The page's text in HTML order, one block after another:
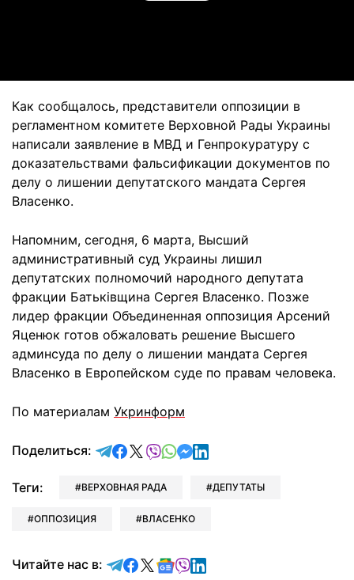
Как сообщалось, представители оппозиции в
регламентном комитете Верховной Рады Украины
написали заявление в МВД и Генпрокуратуру с
доказательствами фальсификации документов по
делу о лишении депутатского мандата Сергея
Власенко.
Напомним, сегодня, 6 марта, Высший
административный суд Украины лишил
депутатских полномочий народного депутата
фракции Батьківщина Сергея Власенко. Позже
лидер фракции Объединенная оппозиция Арсений
Яценюк готов обжаловать решение Высшего
админсуда по делу о лишении мандата Сергея
Власенко в Европейском суде по правам человека.
По материалам Укринформ
Поделиться: отправить в Telegram
поделиться в Facebook
поделиться в X
отправить в Viber
отправить в Whatsapp
отправить в Messenger
отправить в LinkedIn
Теги: ВЕРХОВНАЯ РАДА ДЕПУТАТЫ
ОППОЗИЦИЯ ВЛАСЕНКО
Читайте нас в: Читайте в Telegram
Читайте в Facebook
Читайте в X
Читайте в Google news
Читайте в Viber
Читайте в LinkedIn